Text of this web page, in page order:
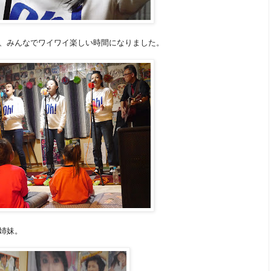
んなでワイワイ楽しい時間になりました。
妹。